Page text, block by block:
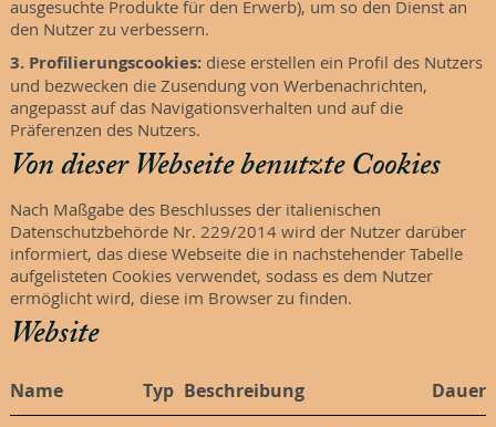
ausgesuchte Produkte für den Erwerb), um so den Dienst an
den Nutzer zu verbessern.
3. Profilierungscookies:diese erstellen ein Profil des Nutzers
und bezwecken die Zusendung von Werbenachrichten,
angepasst auf das Navigationsverhalten und auf die
Präferenzen des Nutzers.
Von dieser Webseite benutzte Cookies
Nach Maßgabe des Beschlusses der italienischen
Datenschutzbehörde Nr. 229/2014 wird der Nutzer darüber
informiert, das diese Webseite die in nachstehender Tabelle
aufgelisteten Cookies verwendet, sodass es dem Nutzer
ermöglicht wird, diese im Browser zu finden.
Website
Name Typ Beschreibung Dauer